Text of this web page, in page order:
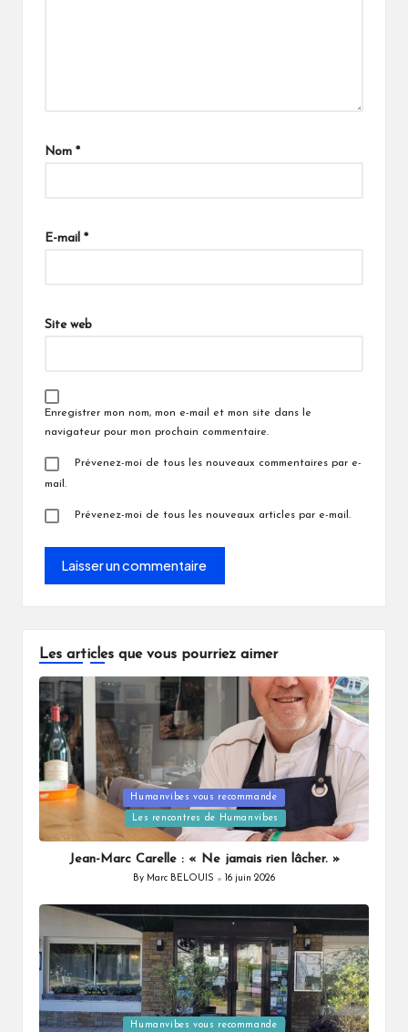
Nom *
E-mail *
Site web
Enregistrer mon nom, mon e-mail et mon site dans le
navigateur pour mon prochain commentaire.
Prévenez-moi de tous les nouveaux commentaires par e-
mail.
Prévenez-moi de tous les nouveaux articles par e-mail.
Les articles que vous pourriez aimer
Posted
Humanvibes vous recommande
Les rencontres de Humanvibes
Jean-Marc Carelle : « Ne jamais rien lâcher. »
Posted
By Marc BELOUIS 16 juin 2026
Posted
Humanvibes vous recommande